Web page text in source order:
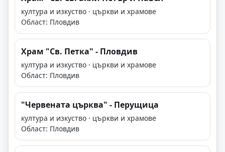
култура и изкуство · църкви и храмове
Област: Пловдив
Храм "Св. Петка" - Пловдив
култура и изкуство · църкви и храмове
Област: Пловдив
"Червената църква" - Перущица
култура и изкуство · църкви и храмове
Област: Пловдив